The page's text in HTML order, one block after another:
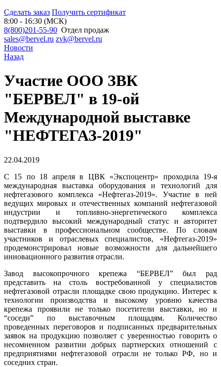
Сделать заказ Получить сертификат
8:00 - 16:30 (МСК)
8(800)201-55-90 Отдел продаж
sales@bervel.ru zvk@bervel.ru
Новости
Назад
Участие ООО ЗВК
"БЕРВЕЛ" в 19-ой
Международной выставке
"НЕФТЕГАЗ-2019"
22.04.2019
С 15 по 18 апреля в ЦВК «Экспоцентр» проходила 19-я
международная выставка оборудования и технологий для
нефтегазового комплекса «Нефтегаз-2019». Участие в ней
ведущих мировых и отечественных компаний нефтегазовой
индустрии и топливно-энергетического комплекса
подтвердило высокий международный статус и авторитет
выставки в профессиональном сообществе. По словам
участников и отраслевых специалистов, «Нефтегаз-2019»
продемонстрировал новые возможности для дальнейшего
инновационного развития отрасли.
Завод высокопрочного крепежа “БЕРВЕЛ” был рад
представить на столь востребованной у специалистов
нефтегазовой отрасли площадке свою продукцию. Интерес к
технологии производства и высокому уровню качества
крепежа проявили не только посетители выставки, но и
“соседи” по выставочным площадям. Количество
проведенных переговоров и подписанных предварительных
заявок на продукцию позволяет с уверенностью говорить о
несомненном развитии добрых партнерских отношений с
предприятиями нефтегазовой отрасли не только РФ, но и
соседних стран.